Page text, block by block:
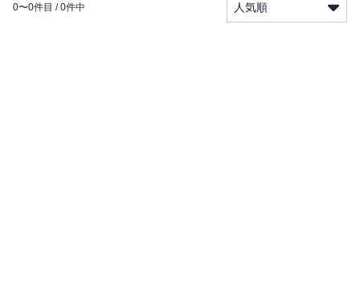
0〜0件目 / 0件中 人気順